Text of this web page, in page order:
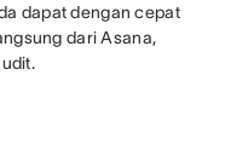
dapat dengan cepat
dari Asana,